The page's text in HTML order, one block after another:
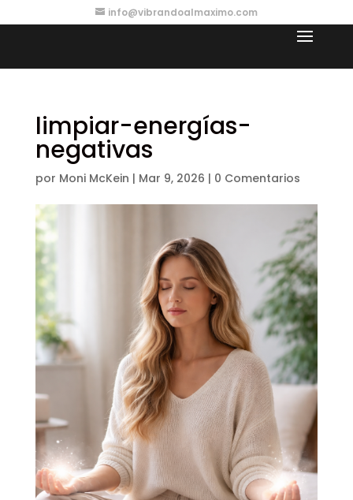
info@vibrandoalmaximo.com
limpiar-energías-
negativas
por Moni McKein | Mar 9, 2026 | 0 Comentarios